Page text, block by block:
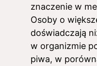
znaczenie w
Osoby o
doświadczają
w organizmie
piwa, w